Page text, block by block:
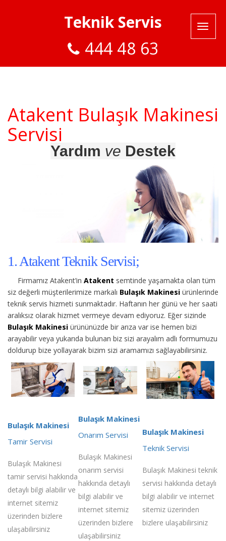
Teknik Servis
444 48 63
Atakent Bulaşık Makinesi
Servisi
Yardım ve Destek
1. Atakent Teknik Servisi;
Firmamız Atakent’in Atakent semtinde yaşamakta olan tüm
siz değerli müşterilerimize markalı Bulaşık Makinesi ürünlerinde
teknik servis hizmeti sunmaktadır. Haftanın her günü ve her saati
aralıksız olarak hizmet vermeye devam ediyoruz. Eğer sizinde
Bulaşık Makinesi ürününüzde bir arıza var ise hemen bizi
arayabilir veya yukarıda bulunan biz sizi arayalım adlı formumuzu
doldurup bize yollayarak bizim sizi aramamızı sağlayabilirsiniz.
Bulaşık Makinesi
Tamir Servisi
Bulaşık Makinesi
tamir servisi hakkında
detaylı bilgi alabilir ve
internet sitemiz
üzerinden bizlere
ulaşabilirsiniz
Bulaşık Makinesi
Onarım Servisi
Bulaşık Makinesi
onarım servisi
hakkında detaylı
bilgi alabilir ve
internet sitemiz
üzerinden bizlere
ulaşabilirsiniz
Bulaşık Makinesi
Teknik Servisi
Bulaşık Makinesi teknik
servisi hakkında detaylı
bilgi alabilir ve internet
sitemiz üzerinden
bizlere ulaşabilirsiniz